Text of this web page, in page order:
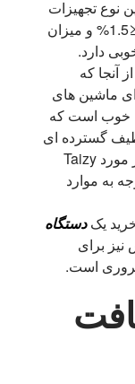
نوع تجهیزات
در صنعت کشاورزی است. نرخ تلفات ≤1.5% و میزان
آنجا که
ماشین های
خوب است که
طیف گسترده ای
از گزینه ها را ارائه دهد، همانطور که در مورد Taizy
به موارد
یکدستگاه
برای
است.